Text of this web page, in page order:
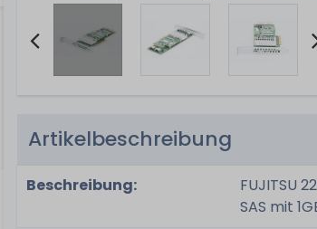
6
Artikelbeschreibung
Beschreibung:
FUJITSU
SAS mit